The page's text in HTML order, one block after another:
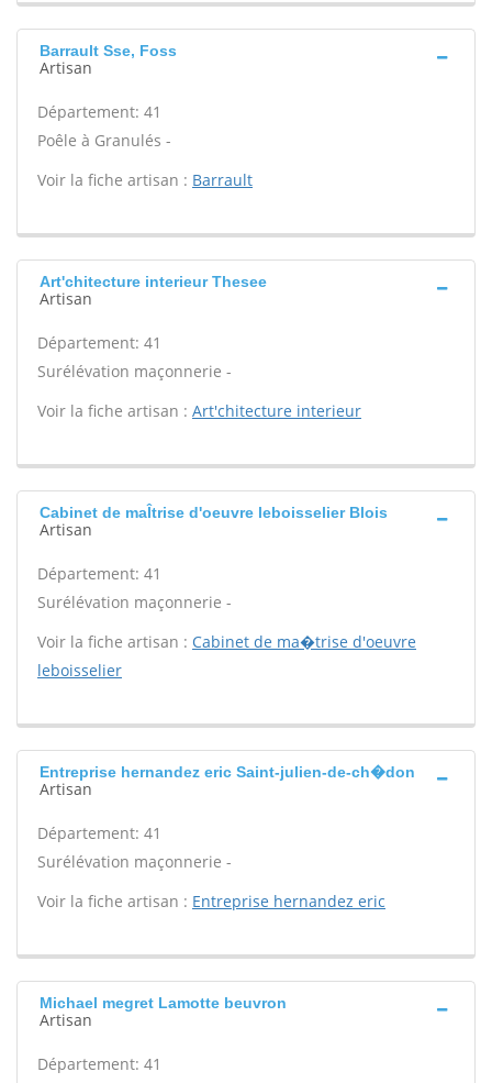
Barrault Sse, Foss
Artisan
Département: 41
Poêle à Granulés -
Voir la fiche artisan : Barrault
Art'chitecture interieur Thesee
Artisan
Département: 41
Surélévation maçonnerie -
Voir la fiche artisan : Art'chitecture interieur
Cabinet de maÎtrise d'oeuvre leboisselier Blois
Artisan
Département: 41
Surélévation maçonnerie -
Voir la fiche artisan : Cabinet de ma�trise d'oeuvre
leboisselier
Entreprise hernandez eric Saint-julien-de-ch�don
Artisan
Département: 41
Surélévation maçonnerie -
Voir la fiche artisan : Entreprise hernandez eric
Michael megret Lamotte beuvron
Artisan
Département: 41